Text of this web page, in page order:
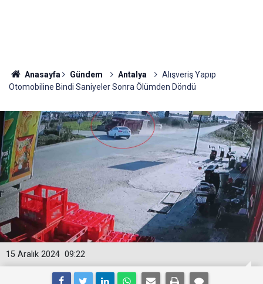
Anasayfa Gündem Antalya
Alışveriş Yapıp
Otomobiline Bindi Saniyeler Sonra Ölümden Döndü
09:22
15 Aralık 2024